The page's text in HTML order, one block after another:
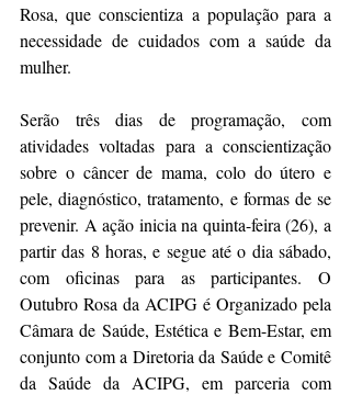
Rosa, que conscientiza a população para a
necessidade de cuidados com a saúde da
mulher.
Serão três dias de programação, com
atividades voltadas para a conscientização
sobre o câncer de mama, colo do útero e
pele, diagnóstico, tratamento, e formas de se
prevenir. A ação inicia na quinta-feira (26), a
partir das 8 horas, e segue até o dia sábado,
com oficinas para as participantes. O
Outubro Rosa da ACIPG é Organizado pela
Câmara de Saúde, Estética e Bem-Estar, em
conjunto com a Diretoria da Saúde e Comitê